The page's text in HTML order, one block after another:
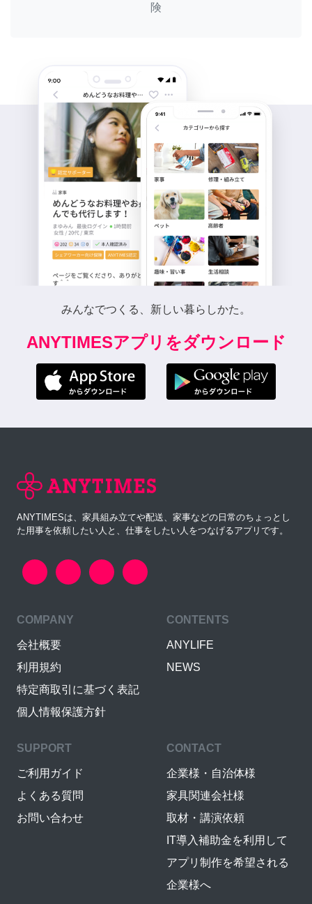
険
みんなでつくる、新しい暮らしかた。
ANYTIMESアプリをダウンロード
ANYTIMESは、家具組み立てや配送、家事などの日常のちょっとし
た用事を依頼したい人と、仕事をしたい人をつなげるアプリです。
COMPANY
会社概要
利用規約
特定商取引に基づく表記
個人情報保護方針
CONTENTS
ANYLIFE
NEWS
SUPPORT
ご利用ガイド
よくある質問
お問い合わせ
CONTACT
企業様・自治体様
家具関連会社様
取材・講演依頼
IT導入補助金を利用して
アプリ制作を希望される
企業様へ